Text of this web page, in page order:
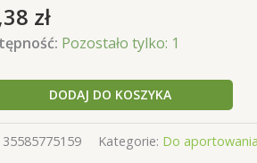
zł
Pozostało tylko: 1
DODAJ DO KOSZYKA
35585775159 Kategorie: Do aportowania